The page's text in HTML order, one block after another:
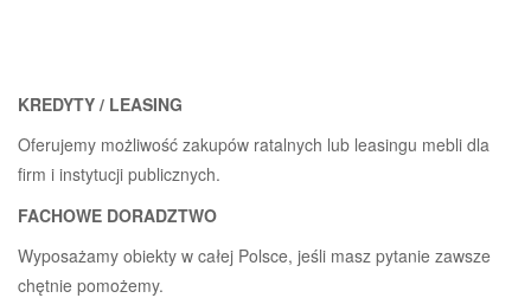
KREDYTY / LEASING
Oferujemy możliwość zakupów ratalnych lub leasingu mebli dla
firm i instytucji publicznych.
FACHOWE DORADZTWO
Wyposażamy obiekty w całej Polsce, jeśli masz pytanie zawsze
chętnie pomożemy.